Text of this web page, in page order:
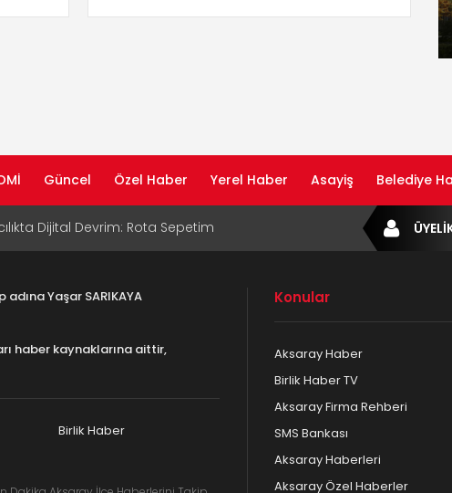
Güncel Özel Haber Yerel Haber Asayiş Belediye
Dijital Devrim: Rota Sepetim
Bıraktı
Rehberi ile Google ve Yapay Zeka
Yayın Hayatına Başladı | Hızlı ve Akıllı
Yaşar SARIKAYA
haber kaynaklarına aittir,
Birlik Haber
Konular
Aksaray Haber
Birlik Haber TV
Aksaray Firma Rehberi
SMS Bankası
Aksaray Haberleri
Aksaray Özel Haberler